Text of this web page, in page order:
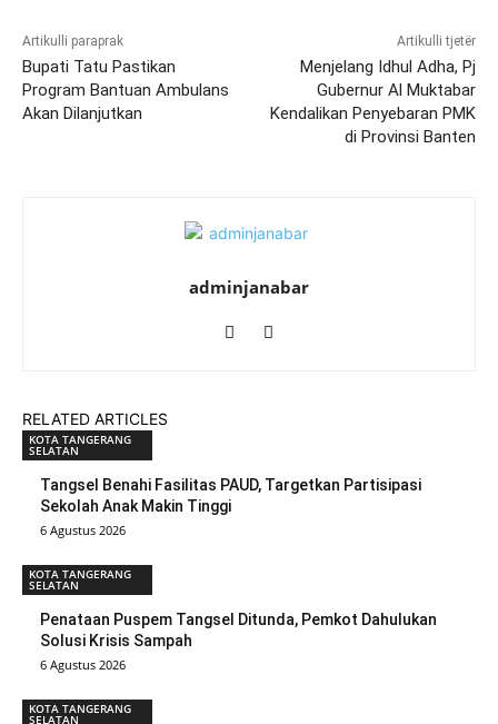
Artikulli paraprak
Bupati Tatu Pastikan
Program Bantuan Ambulans
Akan Dilanjutkan
Artikulli tjetër
Menjelang Idhul Adha, Pj
Gubernur Al Muktabar
Kendalikan Penyebaran PMK
di Provinsi Banten
adminjanabar
RELATED ARTICLES
KOTA TANGERANG
SELATAN
Tangsel Benahi Fasilitas PAUD, Targetkan Partisipasi
Sekolah Anak Makin Tinggi
6 Agustus 2026
KOTA TANGERANG
SELATAN
Penataan Puspem Tangsel Ditunda, Pemkot Dahulukan
Solusi Krisis Sampah
6 Agustus 2026
KOTA TANGERANG
SELATAN